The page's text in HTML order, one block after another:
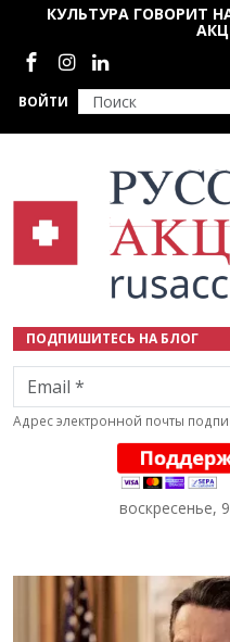
Перейти к основному
ВОЙТИ
КУЛЬТУРА ГОВОРИТ
Социальные сети
ПОДПИШИТЕСЬ НА БЛОГ
Email
Адрес электронной почты
воскресенье,